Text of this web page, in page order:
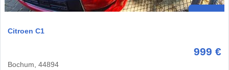
Citroen C1
999 €
Bochum, 44894